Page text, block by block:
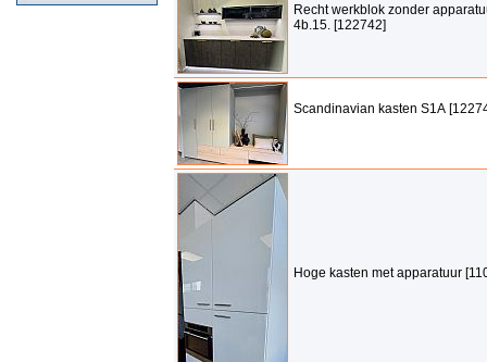
Recht werkblok zonder
4b.15. [122742]
Scandinavian kasten S1A
Hoge kasten met apparatuur